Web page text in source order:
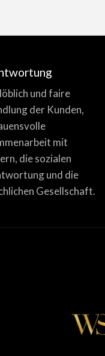
und faire
der Kunden,
mit
die sozialen
und die
Gesellschaft.